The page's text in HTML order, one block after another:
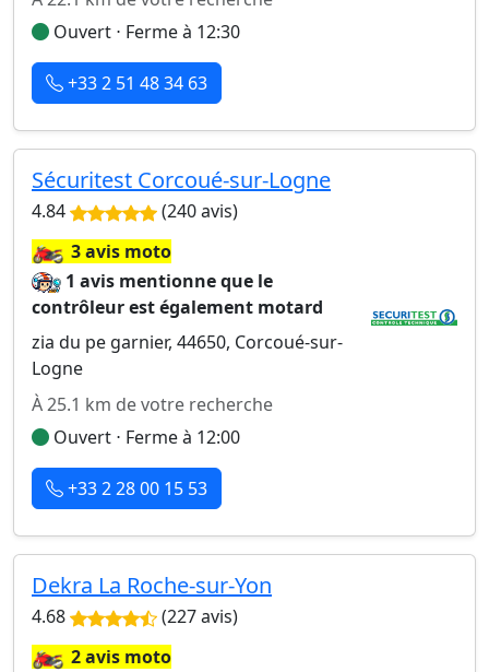
Ouvert ⋅ Ferme à 12:30
+33 2 51 48 34 63
Sécuritest Corcoué-sur-Logne
4.84 (240 avis)
🏍️3 avis moto
1 avis mentionne que le
contrôleur est également motard
zia du pe garnier, 44650, Corcoué-sur-
Logne
À 25.1 km de votre recherche
Ouvert ⋅ Ferme à 12:00
+33 2 28 00 15 53
Dekra La Roche-sur-Yon
4.68 (227 avis)
🏍️2 avis moto